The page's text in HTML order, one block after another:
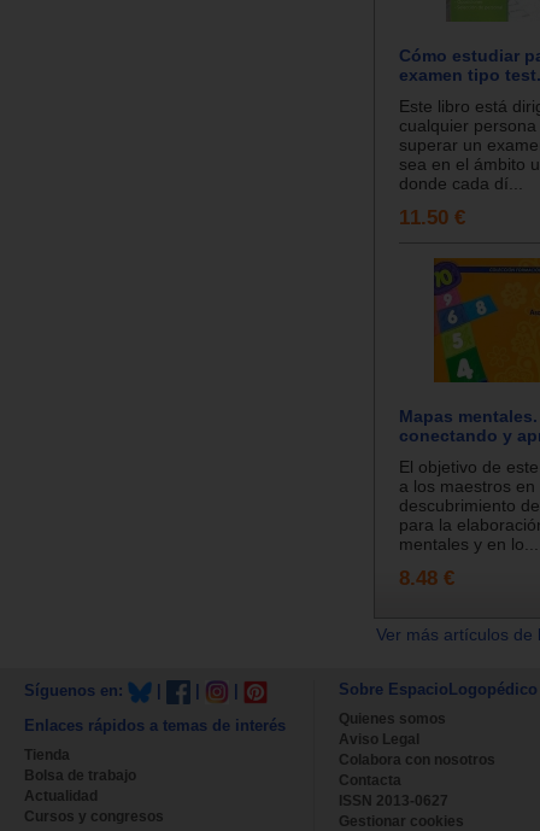
Cómo estudiar
examen tipo test.
Este libro está
cualquier
superar un
sea en el ámbito
donde cada dí...
11.50 €
Mapas
conectando y
El objetivo de
a los maestros en
descubrimiento
para la
mentales y en lo...
8.48 €
Ver más artículos
Síguenos en:
Enlaces rápidos a temas de interés
Tienda
Bolsa de trabajo
Actualidad
Cursos y congresos
Sobre EspacioLogopédico
Quienes somos
Aviso Legal
Colabora con nosotros
Contacta
ISSN 2013-0627
Gestionar cookies